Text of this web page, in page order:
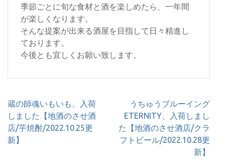
季節ごとに旬な食材と酒を楽しめたら、一年間
が楽しくなります。
そんな提案が出来る酒屋を目指して日々精進し
ております。
今後とも宜しくお願い致します。
投
稿
ナ
ビ
蔵の師魂いもいも、入荷
しました【地酒のさせ酒
店/芋焼酎/2022.10.25更
新】
うちゅうブルーイング
ETERNITY、入荷しまし
た【地酒のさせ酒店/クラ
フトビール/2022.10.28更
新】